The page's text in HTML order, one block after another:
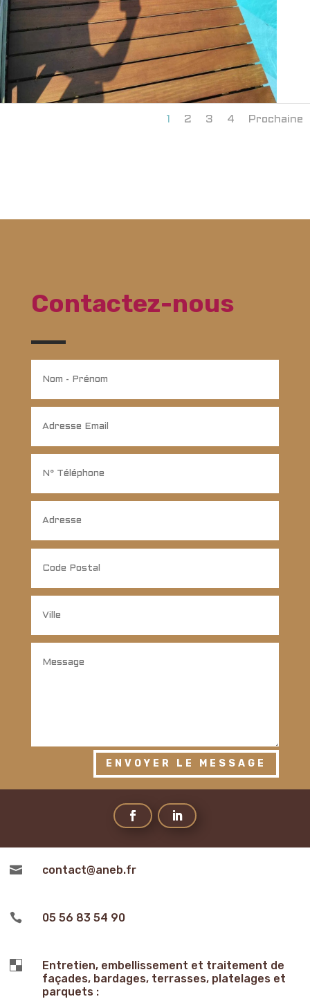
1 2 3 4 Prochaine
Contactez-nous
ENVOYER LE MESSAGE
 contact@aneb.fr
 05 56 83 54 90

Entretien, embellissement et traitement de
façades, bardages, terrasses, platelages et
parquets :